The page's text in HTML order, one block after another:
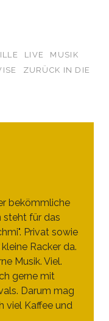
LIVE
MUSIK
ZURÜCK IN DIE
bekömmliche
steht für das
Privat sowie
Racker da.
Musik. Viel.
gerne mit
Darum mag
viel Kaffee und